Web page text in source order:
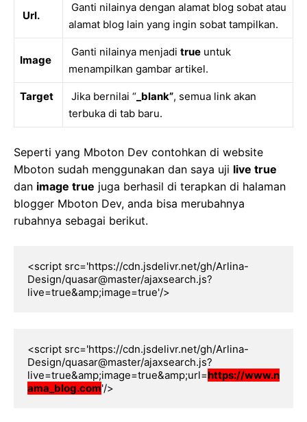
Url.
Ganti nilainya dengan alamat blog sobat atau
alamat blog lain yang ingin sobat tampilkan.
Image
Ganti nilainya menjadi trueuntuk
menampilkan gambar artikel.
Target Jika bernilai “_blank”, semua link akan
terbuka di tab baru.
Seperti yang Mboton Dev contohkan di website
Mboton sudah menggunakan dan saya uji live true
dan image true juga berhasil di terapkan di halaman
blogger Mboton Dev, anda bisa merubahnya
rubahnya sebagai berikut.
<script src='https://cdn.jsdelivr.net/gh/Arlina-
Design/quasar@master/ajaxsearch.js?
live=true&amp;image=true'/>
<script src='https://cdn.jsdelivr.net/gh/Arlina-
Design/quasar@master/ajaxsearch.js?
live=true&amp;image=true&amp;url=https://www.n
ama_blog.com'/>